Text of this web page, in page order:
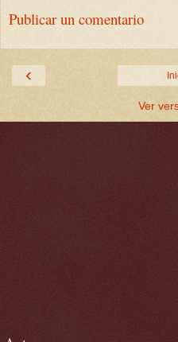
Publicar un comentario
‹
Ver